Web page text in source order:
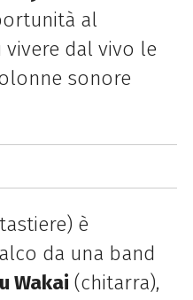
al
dal vivo le
sonore
è
da una band
Wakai (chitarra),